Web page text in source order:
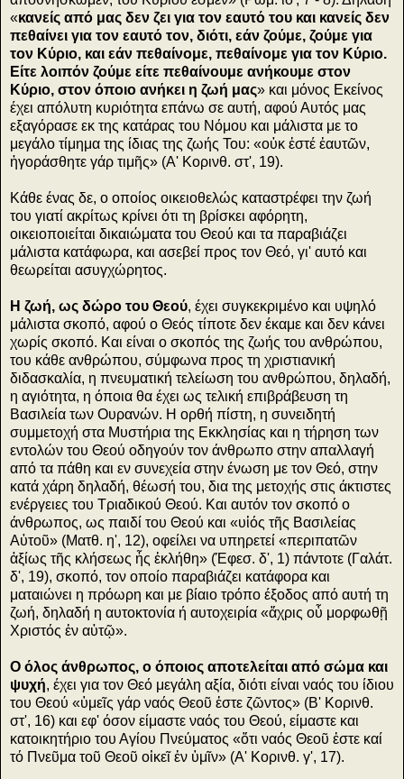
«κανείς από μας δεν ζει για τον εαυτό του και κανείς δεν
πεθαίνει για τον εαυτό τον, διότι, εάν ζούμε, ζούμε για
τον Κύριο, και εάν πεθαίνομε, πεθαίνομε για τον Κύριο.
Είτε λοιπόν ζούμε είτε πεθαίνουμε ανήκουμε στον
Κύριο, στον όποιο ανήκει η ζωή μας» και μόνος Εκείνος
έχει απόλυτη κυριότητα επάνω σε αυτή, αφού Αυτός μας
εξαγόρασε εκ της κατάρας του Νόμου και μάλιστα με το
μεγάλο τίμημα της ίδιας της ζωής Του: «οὐκ ἐστέ ἑαυτῶν,
ἠγοράσθητε γάρ τιμῆς» (Α' Κορινθ. στ', 19).
Κάθε ένας δε, ο οποίος οικειοθελώς καταστρέφει την ζωή
του γιατί ακρίτως κρίνει ότι τη βρίσκει αφόρητη,
οικειοποιείται δικαιώματα του Θεού και τα παραβιάζει
μάλιστα κατάφωρα, και ασεβεί προς τον Θεό, γι' αυτό και
θεωρείται ασυγχώρητος.
Η ζωή, ως δώρο του Θεού, έχει συγκεκριμένο και υψηλό
μάλιστα σκοπό, αφού ο Θεός τίποτε δεν έκαμε και δεν κάνει
χωρίς σκοπό. Και είναι ο σκοπός της ζωής του ανθρώπου,
του κάθε ανθρώπου, σύμφωνα προς τη χριστιανική
διδασκαλία, η πνευματική τελείωση του ανθρώπου, δηλαδή,
η αγιότητα, η όποια θα έχει ως τελική επιβράβευση τη
Βασιλεία των Ουρανών. Η ορθή πίστη, η συνειδητή
συμμετοχή στα Μυστήρια της Εκκλησίας και η τήρηση των
εντολών του Θεού οδηγούν τον άνθρωπο στην απαλλαγή
από τα πάθη και εν συνεχεία στην ένωση με τον Θεό, στην
κατά χάρη δηλαδή, θέωσή του, δια της μετοχής στις άκτιστες
ενέργειες του Τριαδικού Θεού. Και αυτόν τον σκοπό ο
άνθρωπος, ως παιδί του Θεού και «υἱός τῆς Βασιλείας
Αὐτοῦ» (Ματθ. η', 12), οφείλει να υπηρετεί «περιπατῶν
ἀξίως τῆς κλήσεως ἧς ἐκλήθη» (Έφεσ. δ', 1) πάντοτε (Γαλάτ.
δ', 19), σκοπό, τον οποίο παραβιάζει κατάφορα και
ματαιώνει η πρόωρη και με βίαιο τρόπο έξοδος από αυτή τη
ζωή, δηλαδή η αυτοκτονία ή αυτοχειρία «ἄχρις οὗ μορφωθῇ
Χριστός ἐν αὐτῷ».
Ο όλος άνθρωπος, ο όποιος αποτελείται από σώμα και
ψυχή, έχει για τον Θεό μεγάλη αξία, διότι είναι ναός του ίδιου
του Θεού «ὑμεῖς γάρ ναός Θεοῦ ἐστε ζῶντος» (Β' Κορινθ.
στ', 16) και εφ' όσον είμαστε ναός του Θεού, είμαστε και
κατοικητήριο του Αγίου Πνεύματος «ὅτι ναός Θεοῦ ἐστε καί
τό Πνεῦμα τοῦ Θεοῦ οἰκεῖ ἐν ὑμῖν» (Α' Κορινθ. γ', 17).